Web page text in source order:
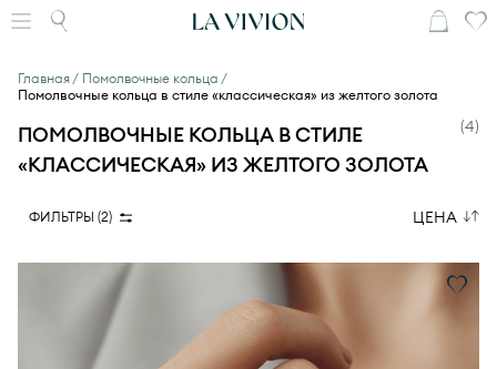
Главная
Помолвочные кольца
Помолвочные кольца в стиле «классическая» из желтого золота
ПОМОЛВОЧНЫЕ КОЛЬЦА В СТИЛЕ
«КЛАССИЧЕСКАЯ» ИЗ ЖЕЛТОГО ЗОЛОТА
(4)
ФИЛЬТРЫ (2) ЦЕНА